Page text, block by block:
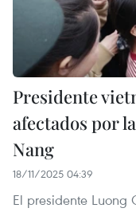
Presidente
afectados por
Nang
18/11/2025 04:39
El presidente